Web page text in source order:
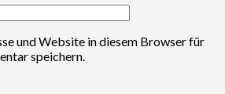
und Website in diesem Browser für
speichern.